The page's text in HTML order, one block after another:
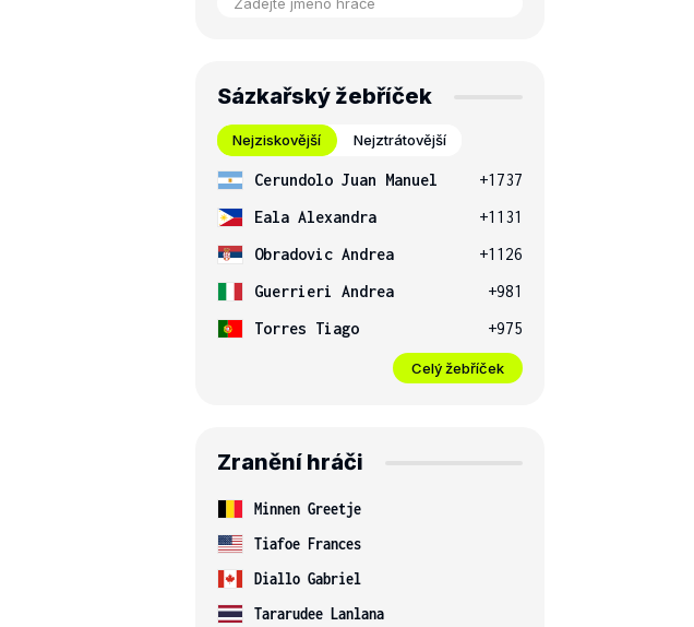
Sázkařský žebříček
Nejziskovější Nejztrátovější
Cerundolo Juan Manuel
+1737
Eala Alexandra
+1131
Obradovic Andrea
+1126
Guerrieri Andrea
+981
Torres Tiago
+975
Celý žebříček
Zranění hráči
Minnen Greetje
Tiafoe Frances
Diallo Gabriel
Tararudee Lanlana